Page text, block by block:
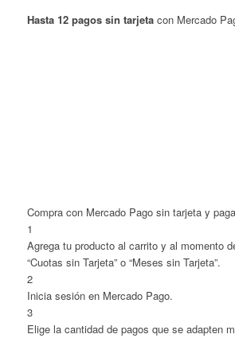
Hasta 12 pagos sin tarjetacon Mercado
Compra con Mercado Pago sin tarjeta y
1
Agrega tu producto al carrito y al momento
“Cuotas sin Tarjeta” o “Meses sin Tarjeta”.
2
Inicia sesión en Mercado Pago.
3
Elige la cantidad de pagos que se adapten